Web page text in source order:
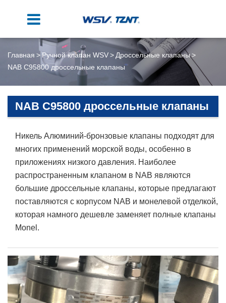
Главная Ручной клапан WSV
Дроссельные клапаны
NAB C95800 дроссельные клапаны
NAB C95800 дроссельные клапаны
Никель Алюминий-бронзовые клапаны подходят для
многих применений морской воды, особенно в
приложениях низкого давления. Наиболее
распространенным клапаном в NAB являются
большие дроссельные клапаны, которые предлагают
поставляются с корпусом NAB и монелевой отделкой,
которая намного дешевле заменяет полные клапаны
Monel.